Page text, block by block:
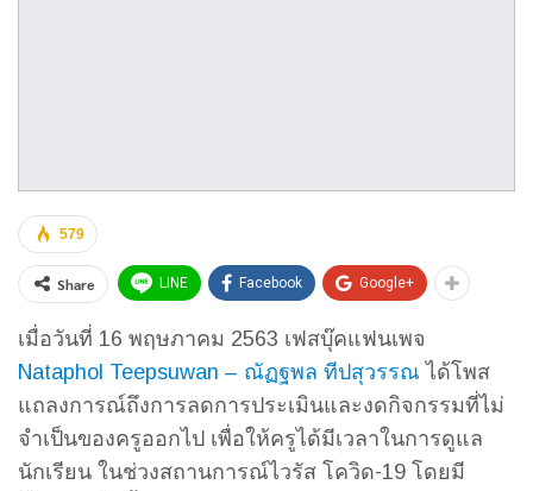
579
Share LINE Facebook Google+
เมื่อวันที่ 16 พฤษภาคม 2563 เฟสบุ๊คแฟนเพจ
Nataphol Teepsuwan – ณัฏฐพล ทีปสุวรรณ ได้โพส
แถลงการณ์ถึงการลดการประเมินและงดกิจกรรมที่ไม่
จำเป็นของครูออกไป เพื่อให้ครูได้มีเวลาในการดูแล
นักเรียน ในช่วงสถานการณ์ไวรัส โควิด-19 โดยมี